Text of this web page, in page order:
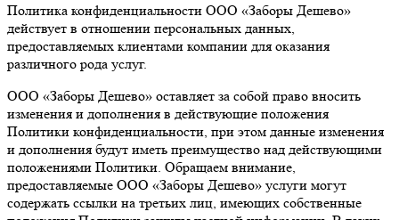
Политика конфиденциальности ООО «Заборы Дешево»
действует в отношении персональных данных,
предоставляемых клиентами компании для оказания
различного рода услуг.
ООО «Заборы Дешево» оставляет за собой право вносить
изменения и дополнения в действующие положения
Политики конфиденциальности, при этом данные изменения
и дополнения будут иметь преимущество над действующими
положениями Политики. Обращаем внимание,
предоставляемые ООО «Заборы Дешево» услуги могут
содержать ссылки на третьих лиц, имеющих собственные